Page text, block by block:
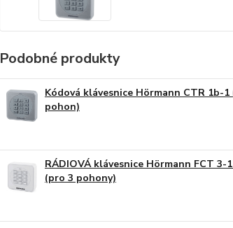
Podobné produkty
Kódová klávesnice Hörmann CTR 1b-1
pohon)
RÁDIOVÁ klávesnice Hörmann FCT 3-
(pro 3 pohony)